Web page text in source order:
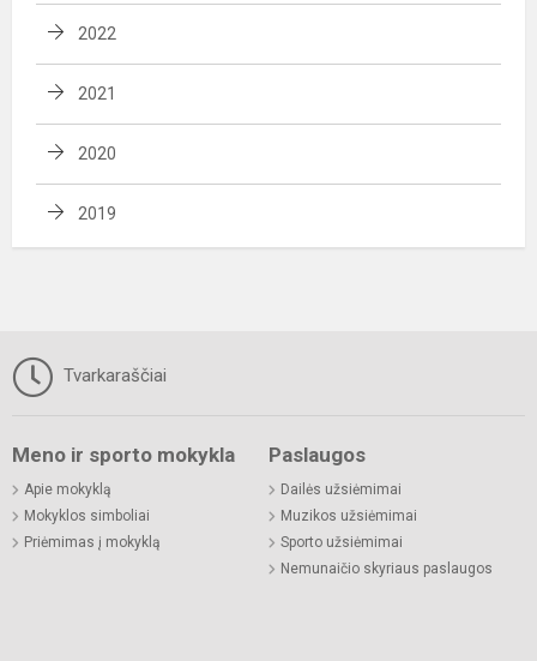
2022
2021
2020
2019
Tvarkaraščiai
Meno ir sporto mokykla
Apie mokyklą
Mokyklos simboliai
Priėmimas į mokyklą
Paslaugos
Dailės užsiėmimai
Muzikos užsiėmimai
Sporto užsiėmimai
Nemunaičio skyriaus paslaugos